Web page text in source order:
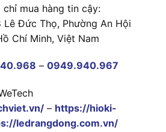
mua hàng tin cậy:
Lê Đức Thọ, Phường An Hội
Chí Minh, Việt Nam
– 0949.940.967
– https://hioki-
ledrangdong.com.vn/